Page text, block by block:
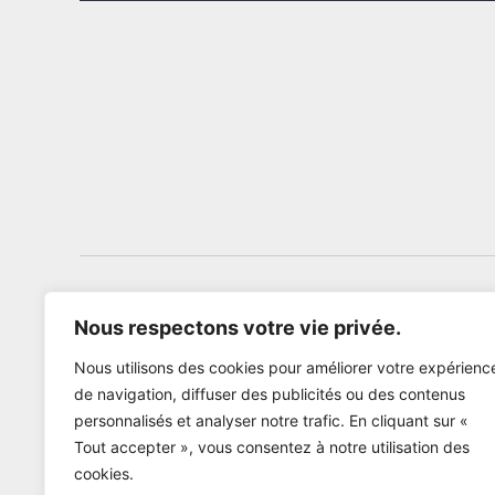
Nous respectons votre vie privée.
Nous utilisons des cookies pour améliorer votre
de navigation, diffuser des publicités ou des contenus
personnalisés et analyser notre trafic. En cliquant sur «
Tout accepter », vous consentez à notre utilisation des
cookies.